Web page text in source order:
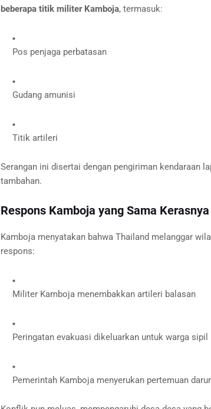
beberapa titik militer Kamboja, termasuk:
Pos penjaga perbatasan
Gudang amunisi
Titik artileri
Serangan ini disertai dengan pengiriman kendaraan
tambahan.
Respons Kamboja yang Sama Kerasnya
Kamboja menyatakan bahwa Thailand melanggar
respons:
Militer Kamboja menembakkan artileri balasan
Peringatan evakuasi dikeluarkan untuk warga sipil
Pemerintah Kamboja menyerukan pertemuan